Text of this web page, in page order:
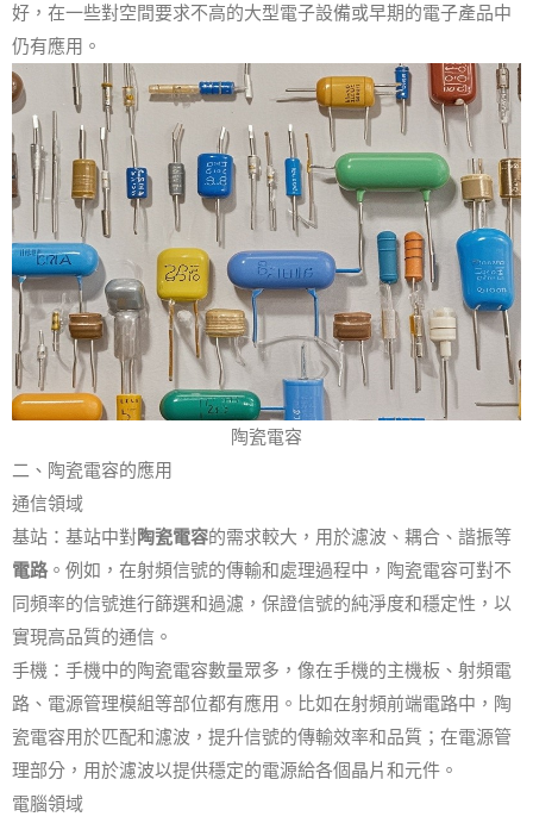
好，在一些對空間要求不高的大型電子設備或早期的電子產品中
仍有應用。
陶瓷電容
二、陶瓷電容的應用
通信領域
基站：基站中對陶瓷電容的需求較大，用於濾波、耦合、諧振等
電路。例如，在射頻信號的傳輸和處理過程中，陶瓷電容可對不
同頻率的信號進行篩選和過濾，保證信號的純淨度和穩定性，以
實現高品質的通信。
手機：手機中的陶瓷電容數量眾多，像在手機的主機板、射頻電
路、電源管理模組等部位都有應用。比如在射頻前端電路中，陶
瓷電容用於匹配和濾波，提升信號的傳輸效率和品質；在電源管
理部分，用於濾波以提供穩定的電源給各個晶片和元件。
電腦領域